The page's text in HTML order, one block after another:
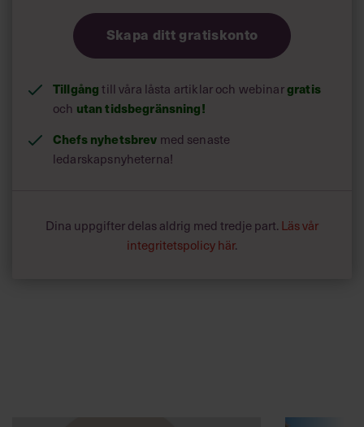
Skapa ditt gratiskonto
Tillgångtill våra låsta artiklar och webinargratis
och utan tidsbegränsning!
Chefs nyhetsbrev med senaste
ledarskapsnyheterna!
Dina uppgifter delas aldrig med tredje part. Läs vår
integritetspolicy här.